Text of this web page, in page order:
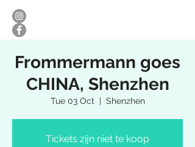
Frommermann goes
CHINA, Shenzhen
Tue 03 Oct
  |
Shenzhen
Tickets zijn niet te koop